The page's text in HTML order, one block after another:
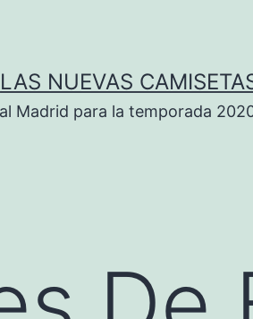
LAS NUEVAS
Madrid para la temporada